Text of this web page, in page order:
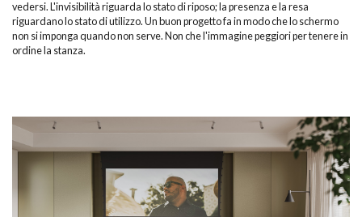
vedersi. L'invisibilità riguarda lo stato di riposo; la presenza e la resa
riguardano lo stato di utilizzo. Un buon progetto fa in modo che lo schermo
non si imponga quando non serve. Non che l'immagine peggiori per tenere in
ordine la stanza.